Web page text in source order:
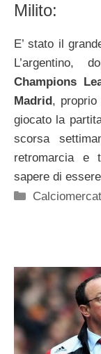
Milito:
E’ stato il
L’argentino,
Champions
Madrid , proprio
giocato la
scorsa
retromarcia e
sapere di
Categorie